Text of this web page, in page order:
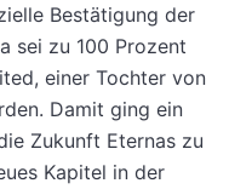
Bestätigung der
sei zu 100 Prozent
einer Tochter von
Damit ging ein
Zukunft Eternas zu
Kapitel in der